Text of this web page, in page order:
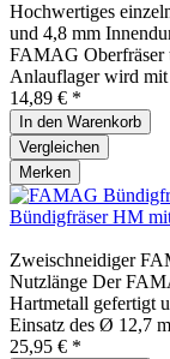
Hochwertiges
und 4,8 mm
FAMAG Oberfräser
Anlauflager wird mit
14,89 € *
In den Warenkorb
Vergleichen
Merken
Bündigfräser HM
Zweischneidiger
Nutzlänge Der
Hartmetall gefertigt
Einsatz des Ø 12,7
25,95 € *